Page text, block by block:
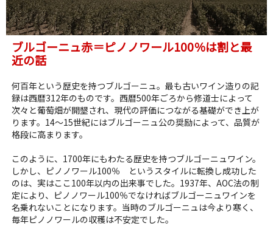
ブルゴーニュ赤＝ピノノワール100％は割と最
近の話
何百年という歴史を持つブルゴーニュ。最も古いワイン造りの記
録は西暦312年のものです。西暦500年ごろから修道士によって
次々と葡萄畑が開墾され、現代の評価につながる基礎ができ上が
ります。14～15世紀にはブルゴーニュ公の奨励によって、品質が
格段に高まります。
このように、1700年にもわたる歴史を持つブルゴーニュワイン。
しかし、ピノノワール100％ というスタイルに転換し成功した
のは、実はここ100年以内の出来事でした。1937年、AOC法の制
定により、ピノノワール100％でなければブルゴーニュワインを
名乗れないことになります。当時のブルゴーニュは今より寒く、
毎年ピノノワールの収穫は不安定でした。